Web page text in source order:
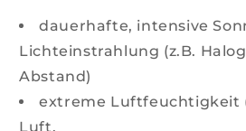
dauerhafte, intensive
Lichteinstrahlung (z.B.
Abstand)
extreme Luftfeuchtigkeit
Luft.